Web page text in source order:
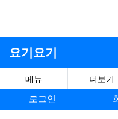
요기요기
메뉴 더보기
로그인